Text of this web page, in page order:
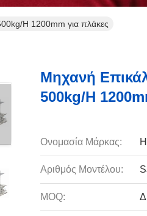
H 1200mm για πλάκες
Μηχανή
500kg/H
Ονομασία Μάρκας:
Αριθμός Μοντέλου:
MOQ: